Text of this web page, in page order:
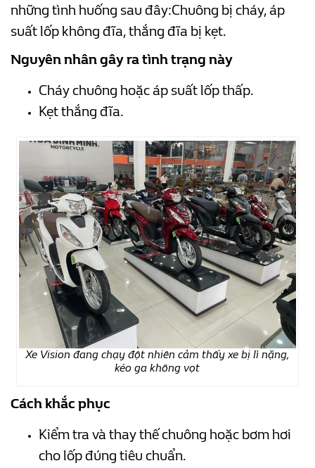
những tình huống sau đây:Chuông bị cháy, áp
suất lốp không đĩa, thắng đĩa bị kẹt.
Nguyên nhân gây ra tình trạng này
Cháy chuông hoặc áp suất lốp thấp.
Kẹt thắng đĩa.
Xe Vision đang chạy đột nhiên cảm thấy xe bị lì nặng,
kéo ga không vọt
Cách khắc phục
Kiểm tra và thay thế chuông hoặc bơm hơi
cho lốp đúng tiêu chuẩn.